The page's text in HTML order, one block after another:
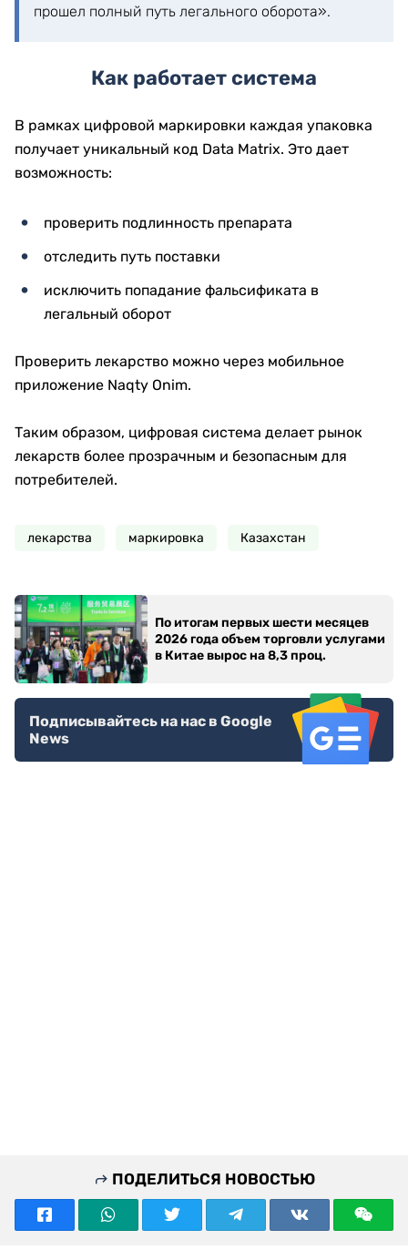
прошел полный путь легального оборота».
Как работает система
В рамках цифровой маркировки каждая упаковка
получает уникальный код Data Matrix. Это дает
возможность:
проверить подлинность препарата
отследить путь поставки
исключить попадание фальсификата в
легальный оборот
Проверить лекарство можно через мобильное
приложение Naqty Onim.
Таким образом, цифровая система делает рынок
лекарств более прозрачным и безопасным для
потребителей.
лекарства маркировка Казахстан
По итогам первых шести месяцев
2026 года объем торговли услугами
в Китае вырос на 8,3 проц.
Подписывайтесь на нас в Google
News
ПОДЕЛИТЬСЯ НОВОСТЬЮ